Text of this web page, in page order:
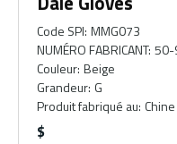
Code SPI: MMG073
NUMÉRO FABRICANT: 50-
Couleur: Beige
Grandeur: G
Produit fabriqué au: Chine
$